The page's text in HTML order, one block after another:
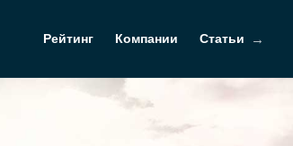
Рейтинг Компании Статьи